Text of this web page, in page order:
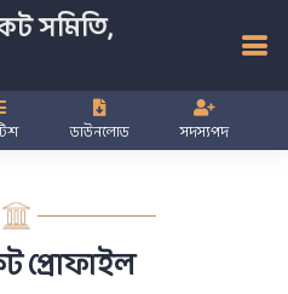
সমিতি,
ডাউনলোড সদস্যপদ
প্রোফাইল